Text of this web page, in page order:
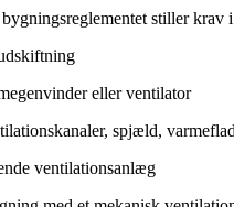
stiller
eller ventilator
spjæld,
ventilationsanlæg